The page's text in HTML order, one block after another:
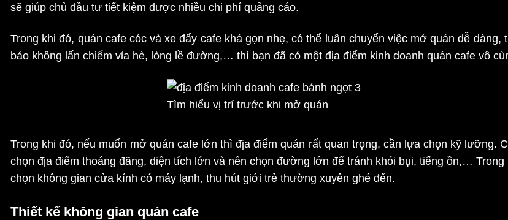
sẽ giúp chủ đầu tư tiết kiệm được nhiều chi phí quảng cáo.
Trong khi đó, quán cafe cóc và xe đẩy cafe khá gọn nhẹ, có thể luân chuyển việc mở quán dễ
bảo không lấn chiếm vỉa hè, lòng lề đường,… thì bạn đã có một địa điểm kinh doanh quán cafe vô
Tìm hiểu vị trí trước khi mở quán
Trong khi đó, nếu muốn mở quán cafe lớn thì địa điểm quán rất quan trọng, cần lựa chọn kỹ lưỡng.
chọn địa điểm thoáng đãng, diện tích lớn và nên chọn đường lớn để tránh khói bụi, tiếng ồn,…
chọn không gian cửa kính có máy lạnh, thu hút giới trẻ thường xuyên ghé đến.
Thiết kế không gian quán cafe